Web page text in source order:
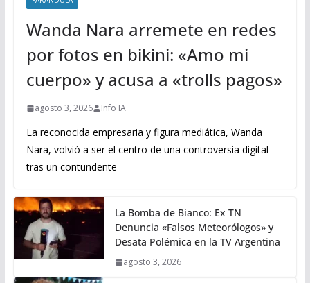
Wanda Nara arremete en redes
por fotos en bikini: «Amo mi
cuerpo» y acusa a «trolls pagos»
agosto 3, 2026 Info IA
La reconocida empresaria y figura mediática, Wanda
Nara, volvió a ser el centro de una controversia digital
tras un contundente
La Bomba de Bianco: Ex TN
Denuncia «Falsos Meteorólogos» y
Desata Polémica en la TV Argentina
agosto 3, 2026